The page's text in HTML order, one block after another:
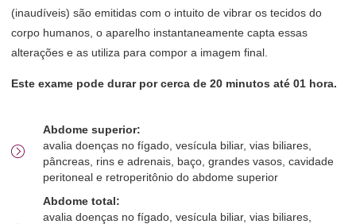
(inaudíveis) são emitidas com o intuito de vibrar os tecidos do
corpo humanos, o aparelho instantaneamente capta essas
alterações e as utiliza para compor a imagem final.
Este exame pode durar por cerca de 20 minutos até 01 hora.
Abdome superior:
avalia doenças no fígado, vesícula biliar, vias biliares,
pâncreas, rins e adrenais, baço, grandes vasos, cavidade
peritoneal e retroperitônio do abdome superior
Abdome total:
avalia doenças no fígado, vesícula biliar, vias biliares,